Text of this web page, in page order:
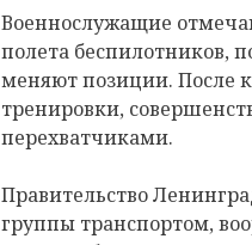
Военнослужащие
полета беспилотников,
меняют позиции. После
тренировки,
перехватчиками.
Правительство
группы транспортом,